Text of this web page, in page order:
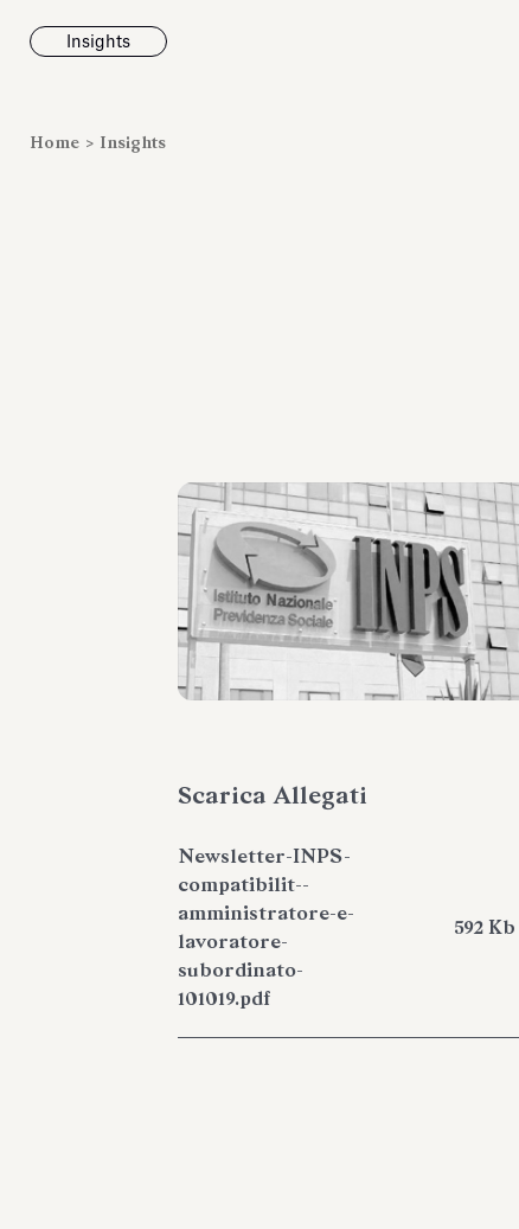
Insights
Leggi
Home > Insights
Scarica Allegati
Newsletter-INPS-
compatibilit--
amministratore-e-
lavoratore-
subordinato-
101019.pdf
592 Kb